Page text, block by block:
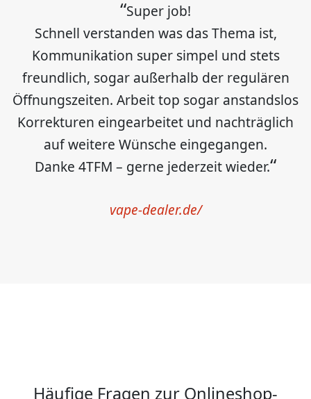
Super job!
Schnell verstanden was das Thema ist,
Kommunikation super simpel und stets
freundlich, sogar außerhalb der regulären
Öffnungszeiten. Arbeit top sogar anstandslos
Korrekturen eingearbeitet und nachträglich
auf weitere Wünsche eingegangen.
Danke 4TFM – gerne jederzeit wieder.
vape-dealer.de/
Häufige Fragen zur Onlineshop-